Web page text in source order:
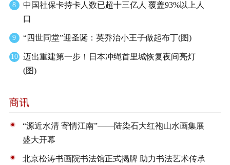
8
中国社保卡持卡人数已超十三亿人 覆盖93%以上人
口
9 “四世同堂”迎圣诞：英乔治小王子做起布丁(图)
10
迈出重建第一步！日本冲绳首里城恢复夜间亮灯
(图)
“源近水清 寄情江南”——陆染石大红袍山水画集展
盛大开幕
北京松涛书画院书法馆正式揭牌 助力书法艺术传承